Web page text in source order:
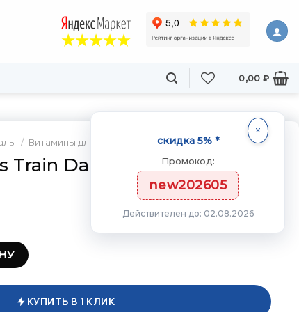
0,00 ₽
/ Витамины для мужчин
Train Daily 180 таб
Men`s Train Daily 180 таб
КУПИТЬ В 1 КЛИК
скидка 5% *
Промокод:
new202605
Действителен до: 02.08.2026